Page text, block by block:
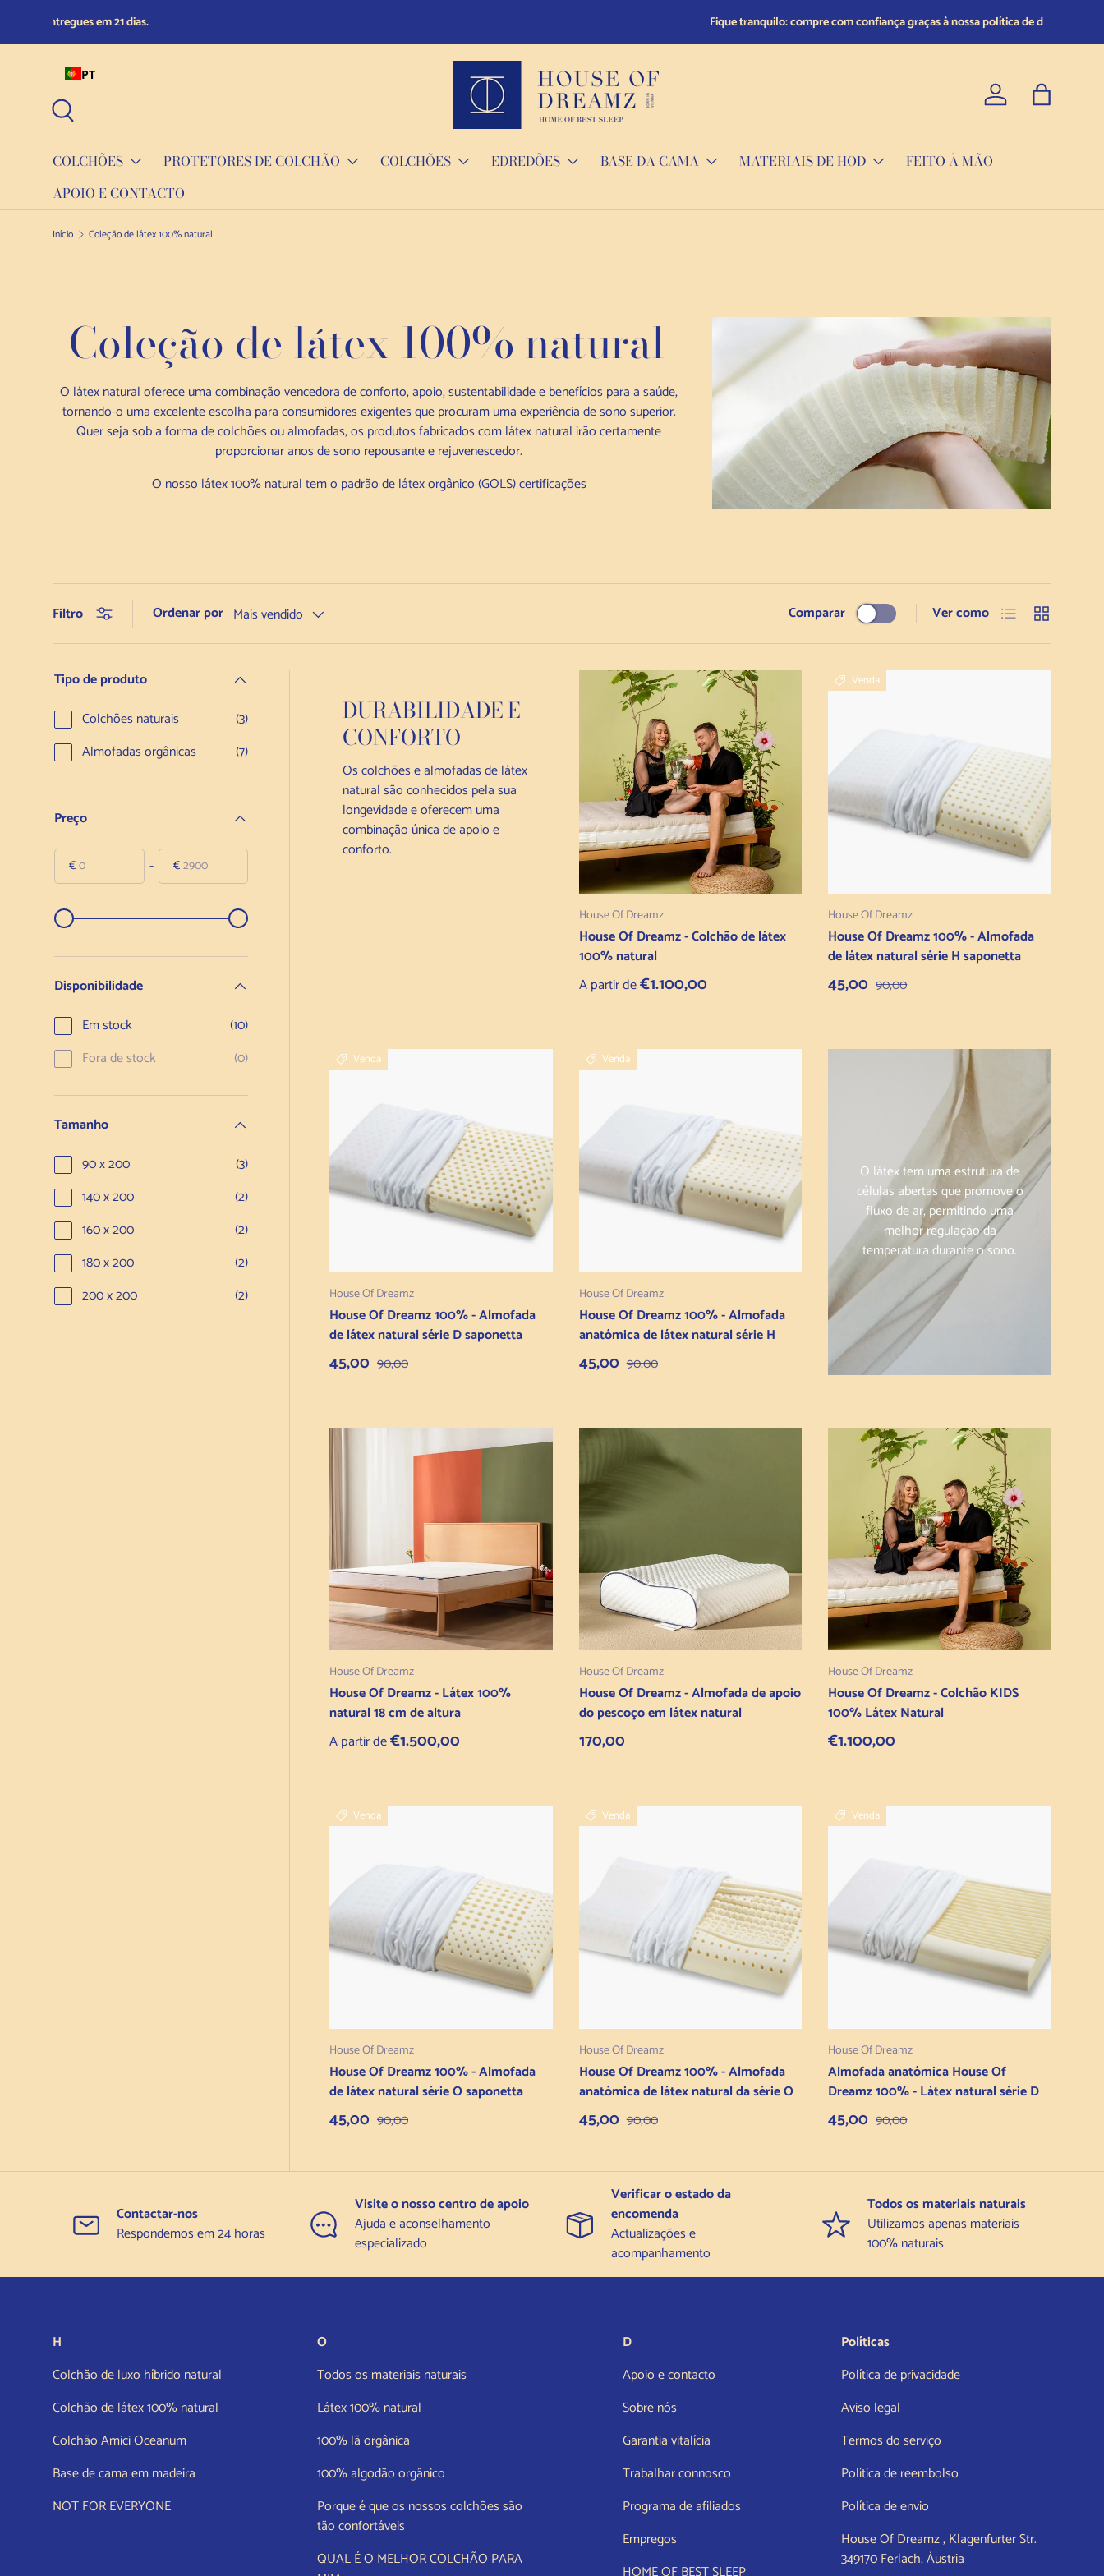
Saltar para o conteúdo
Fique tranquilo: compre com confiança graças à nossa política de devolução de 14 dias.
PT
Iniciar sessão
Saco
COLCHÕES PROTETORES DE COLCHÃO COLCHÕES EDREDÕES BASE DA CAMA MATERIAIS DE HOD
FEITO À MÃO
APOIO E CONTACTO
Início Coleção de látex 100% natural
Coleção de látex 100% natural
O látex natural oferece uma combinação vencedora de conforto, apoio, sustentabilidade e benefícios para a saúde,
tornando-o uma excelente escolha para consumidores exigentes que procuram uma experiência de sono superior.
Quer seja sob a forma de colchões ou almofadas, os produtos fabricados com látex natural irão certamente
proporcionar anos de sono repousante e rejuvenescedor.
O nosso látex 100% natural tem o padrão de látex orgânico (GOLS) certificações
Filtro Ordenar por Mais vendido Comparar Ver como Lista Grelha
Tipo de produto
Colchões naturais
(3)
Almofadas orgânicas
(7)
Preço
De
€ - Para
€
De
Para
Disponibilidade
Em stock
(10)
Fora de stock
(0)
Tamanho
90 x 200
(3)
140 x 200
(2)
160 x 200
(2)
180 x 200
(2)
200 x 200
(2)
DURABILIDADE E
CONFORTO
Os colchões e almofadas de látex
natural são conhecidos pela sua
longevidade e oferecem uma
combinação única de apoio e
conforto.
House Of Dreamz
House Of Dreamz - Colchão de látex
100% natural
Preço normal
A partir de€1.100,00
Selecionar opções
Venda
House Of Dreamz
House Of Dreamz 100% - Almofada
de látex natural série H saponetta
Preço de venda
45,00 Preço normal
90,00
Venda
House Of Dreamz
House Of Dreamz 100% - Almofada
de látex natural série D saponetta
Preço de venda
45,00 Preço normal
90,00
Venda
House Of Dreamz
House Of Dreamz 100% - Almofada
anatómica de látex natural série H
Preço de venda
45,00 Preço normal
90,00
O látex tem uma estrutura de
células abertas que promove o
fluxo de ar, permitindo uma
melhor regulação da
temperatura durante o sono.
House Of Dreamz
House Of Dreamz - Látex 100%
natural 18 cm de altura
Preço normal
A partir de€1.500,00
Selecionar opções
House Of Dreamz
House Of Dreamz - Almofada de apoio
do pescoço em látex natural
Preço normal
170,00
Adicionar ao carrinho
House Of Dreamz
House Of Dreamz - Colchão KIDS
100% Látex Natural
Preço normal
€1.100,00
Selecionar opções
Venda
House Of Dreamz
House Of Dreamz 100% - Almofada
de látex natural série O saponetta
Preço de venda
45,00 Preço normal
90,00
Venda
House Of Dreamz
House Of Dreamz 100% - Almofada
anatómica de látex natural da série O
Preço de venda
45,00 Preço normal
90,00
Venda
House Of Dreamz
Almofada anatómica House Of
Dreamz 100% - Látex natural série D
Preço de venda
45,00 Preço normal
90,00
Contactar-nos
Respondemos em 24 horas
Visite o nosso centro de apoio
Ajuda e aconselhamento
especializado
Verificar o estado da
encomenda
Actualizações e
acompanhamento
Todos os materiais naturais
Utilizamos apenas materiais
100% naturais
H
Colchão de luxo híbrido natural
Colchão de látex 100% natural
Colchão Amici Oceanum
Base de cama em madeira
NOT FOR EVERYONE
O
Todos os materiais naturais
Látex 100% natural
100% lã orgânica
100% algodão orgânico
Porque é que os nossos colchões são
tão confortáveis
QUAL É O MELHOR COLCHÃO PARA
D
Apoio e contacto
Sobre nós
Garantia vitalícia
Trabalhar connosco
Programa de afiliados
Empregos
Políticas
Política de privacidade
Aviso legal
Termos do serviço
Política de reembolso
Política de envio
House Of Dreamz , Klagenfurter Str.
349170 Ferlach, Áustria